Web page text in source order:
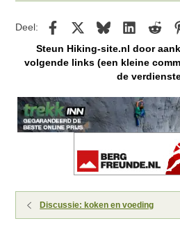
Deel: Facebook BlueskyLinkedIn
Steun Hiking-site.nl door
volgende links (een kleine
de
Discussie: koken en voeding